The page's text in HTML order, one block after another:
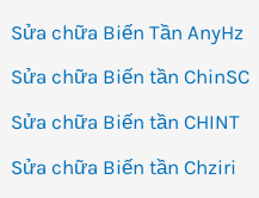
Sửa chữa Biến Tần AnyHz
Sửa chữa Biến tần ChinSC
Sửa chữa Biến tần CHINT
Sửa chữa Biến tần Chziri